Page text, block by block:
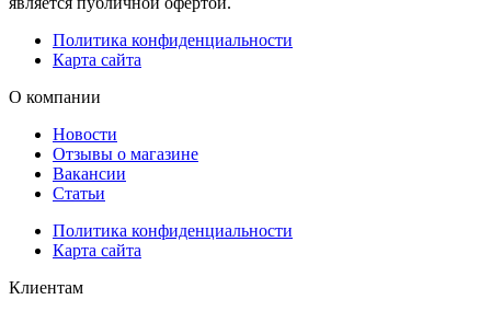
Политика конфиденциальности
Карта сайта
О компании
Новости
Отзывы о магазине
Вакансии
Статьи
Политика конфиденциальности
Карта сайта
Клиентам